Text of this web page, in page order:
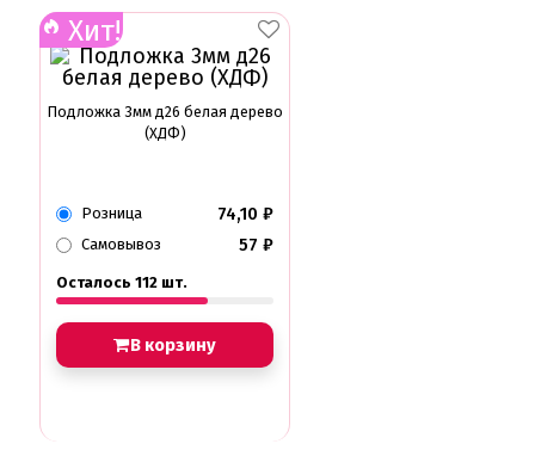
Хит!
Подложка 3мм д26 белая дерево
(ХДФ)
Розница 74,10 ₽
Самовывоз 57 ₽
Осталось 112 шт.
В корзину